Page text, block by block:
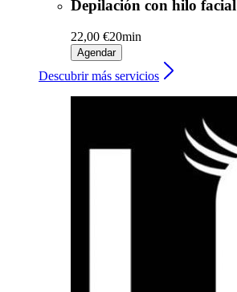
Depilación con hilo facial
22,00 €20min
Agendar
Descubrir más servicios